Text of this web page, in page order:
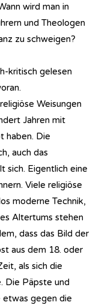
wird man in
und Theologen
zu schweigen?
kritisch gelesen
Weisungen
Jahren mit
haben. Die
auch das
sich. Eigentlich eine
Viele religiöse
moderne Technik,
Altertums stehen
dass das Bild der
aus dem 18. oder
als sich die
Die Päpste und
etwas gegen die